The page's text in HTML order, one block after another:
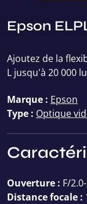
Epson
Ajoutez de la
L jusqu'à 20 000
Marque : Epson
Type : Optique
Ouverture : F/
Distance focale :